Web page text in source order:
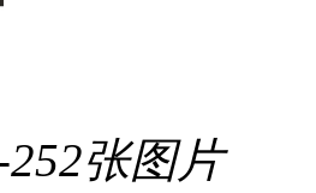
2张图片